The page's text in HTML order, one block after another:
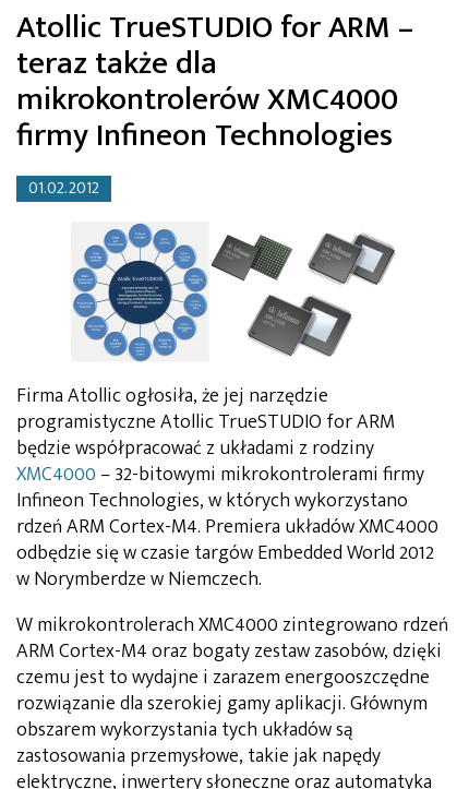
Atollic TrueSTUDIO for ARM –
teraz także dla
mikrokontrolerów XMC4000
firmy Infineon Technologies
01.02.2012
Firma Atollic ogłosiła, że jej narzędzie
programistyczne Atollic TrueSTUDIO for ARM
będzie współpracować z układami z rodziny
XMC4000 – 32-bitowymi mikrokontrolerami firmy
Infineon Technologies, w których wykorzystano
rdzeń ARM Cortex-M4. Premiera układów XMC4000
odbędzie się w czasie targów Embedded World 2012
w Norymberdze w Niemczech.
W mikrokontrolerach XMC4000 zintegrowano rdzeń
ARM Cortex-M4 oraz bogaty zestaw zasobów, dzięki
czemu jest to wydajne i zarazem energooszczędne
rozwiązanie dla szerokiej gamy aplikacji. Głównym
obszarem wykorzystania tych układów są
zastosowania przemysłowe, takie jak napędy
elektryczne, inwertery słoneczne oraz automatyka